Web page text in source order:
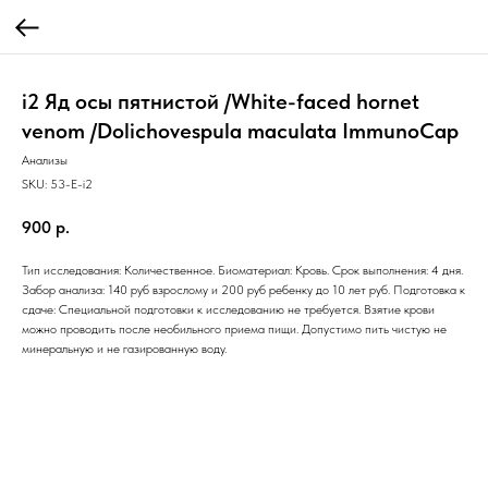
i2 Яд осы пятнистой /White-faced hornet
venom /Dolichovespula maculata ImmunoCap
Анализы
SKU: 53-E-i2
900 р.
Тип исследования: Количественное. Биоматериал: Кровь. Срок выполнения: 4 дня.
Забор анализа: 140 руб взрослому и 200 руб ребенку до 10 лет руб. Подготовка к
сдаче: Специальной подготовки к исследованию не требуется. Взятие крови
можно проводить после необильного приема пищи. Допустимо пить чистую не
минеральную и не газированную воду.